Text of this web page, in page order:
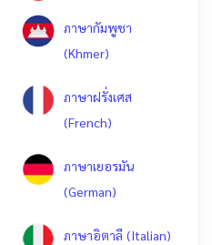
ภาษากัมพูชา
(Khmer)
ภาษาฝรั่งเศส
(French)
ภาษาเยอรมัน
(German)
ภาษาอิตาลี (Italian)